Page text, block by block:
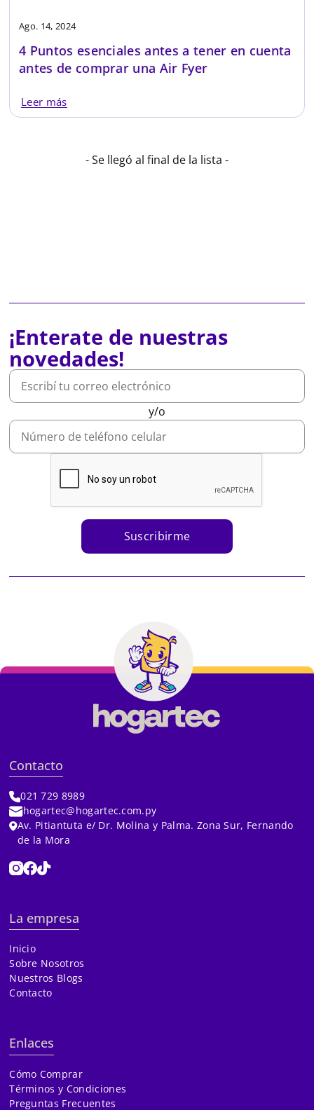
Ago. 14, 2024
4 Puntos esenciales antes a tener en cuenta
antes de comprar una Air Fyer
Leer más
- Se llegó al final de la lista -
¡Enterate de nuestras
novedades!
y/o
Suscribirme
Contacto
021 729 8989
hogartec@hogartec.com.py
Av. Pitiantuta e/ Dr. Molina y Palma. Zona Sur, Fernando
de la Mora
La empresa
Inicio
Sobre Nosotros
Nuestros Blogs
Contacto
Enlaces
Cómo Comprar
Términos y Condiciones
Preguntas Frecuentes